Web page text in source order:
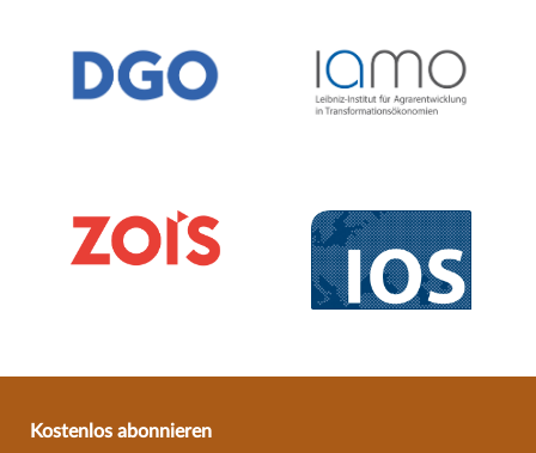
Kostenlos abonnieren